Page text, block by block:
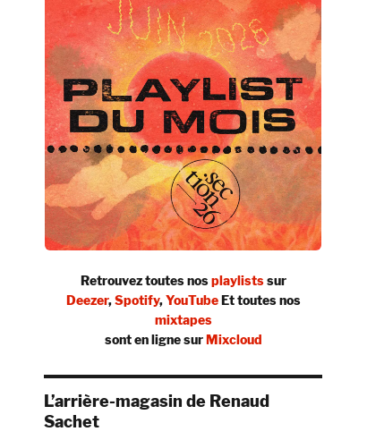
Retrouvez toutes nosplaylistssur
Deezer,Spotify,YouTubeEt toutes nos
mixtapes
sont en ligne surMixcloud
L’arrière-magasin de Renaud
Sachet